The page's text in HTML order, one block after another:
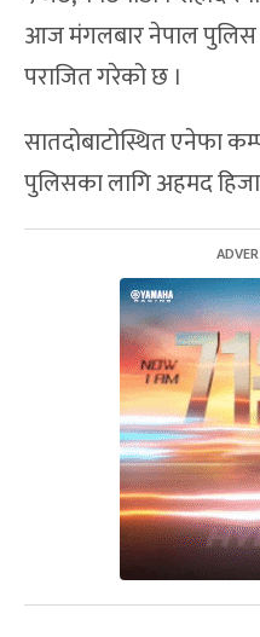
आज मंगलबार नेपाल पुलिस
पराजित गरेको छ ।
सातदोबाटोस्थित एनेफा
पुलिसका लागि अहमद